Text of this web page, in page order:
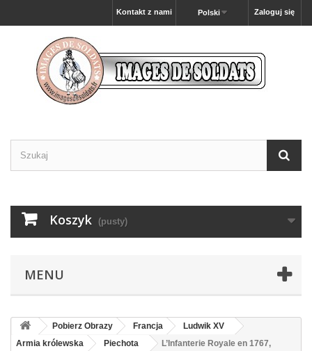
Zaloguj się
Polski
Kontakt z nami
Koszyk (pusty)
MENU
Pobierz Obrazy Francja
Ludwik XV
Armia królewska
Piechota
L’Infanterie Royale en 1767,